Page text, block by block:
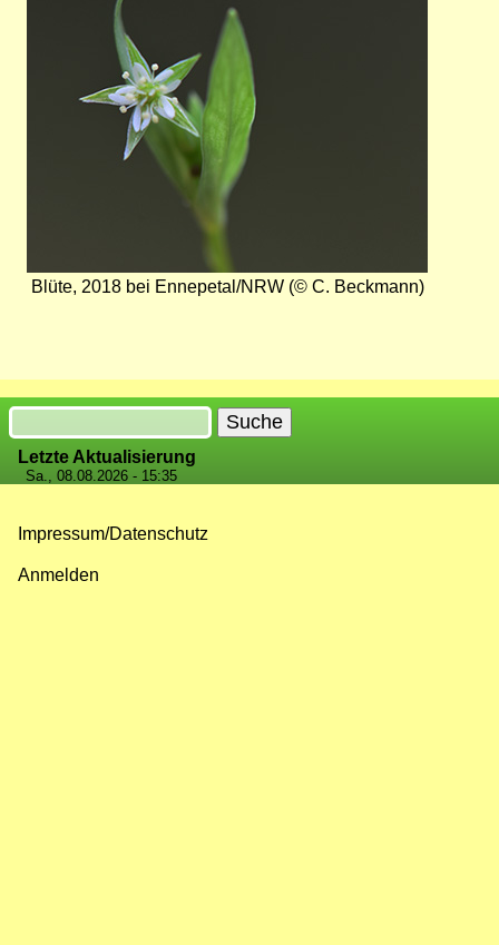
Blüte, 2018 bei Ennepetal/NRW (© C. Beckmann)
Suche
Letzte Aktualisierung
Sa., 08.08.2026 - 15:35
Impressum/Datenschutz
Anmelden